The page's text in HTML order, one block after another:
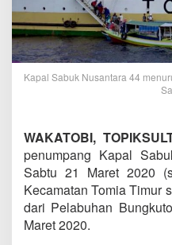
Kapal Sabuk Nusantara 44
WAKATOBI,
penumpang Kapal
Sabtu 21 Maret 2020
Kecamatan Tomia Timur
dari Pelabuhan
Maret 2020.